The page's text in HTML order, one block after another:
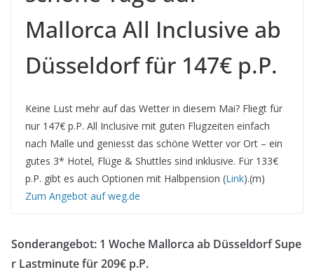
Mallorca All Inclusive ab
Düsseldorf für 147€ p.P.
Keine Lust mehr auf das Wetter in diesem Mai? Fliegt für
nur 147€ p.P. All Inclusive mit guten Flugzeiten einfach
nach Malle und geniesst das schöne Wetter vor Ort – ein
gutes 3* Hotel, Flüge & Shuttles sind inklusive. Für 133€
p.P. gibt es auch Optionen mit Halbpension (Link).(m)
Zum Angebot auf weg.de
Sonderangebot: 1 Woche Mallorca ab Düsseldorf Supe
r Lastminute für 209€ p.P.